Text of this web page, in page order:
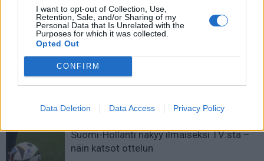
I want to opt-out of Collection, Use,
Retention, Sale, and/or Sharing of my
Personal Data that Is Unrelated with the
Purposes for which it was collected.
Opted Out
CONFIRM
Data Deletion Data Access Privacy Policy
Manuel Neuerin kämmistä
LIITTYVÄT ARTIKKELIT
Suomen MM-karsintojen näkymät –
analyysi
Suomi-Hollanti näkyy ilmaiseksi TV:stä –
näin katsot ottelun